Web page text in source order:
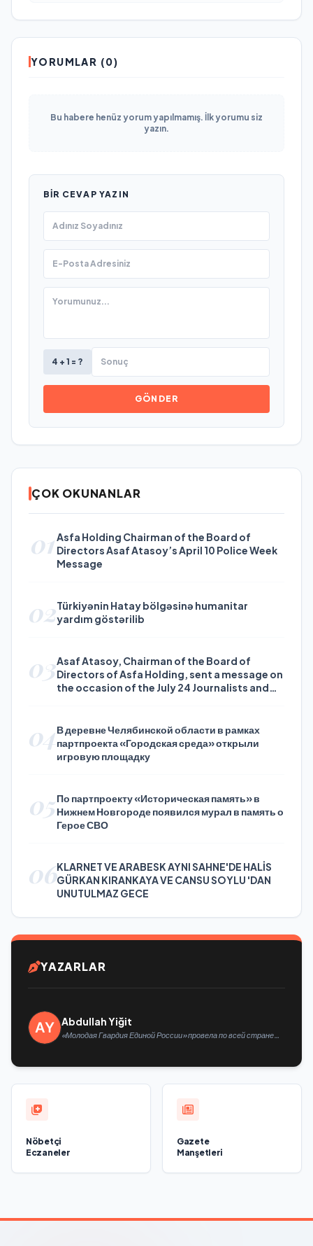
YORUMLAR (0)
Bu habere henüz yorum yapılmamış. İlk yorumu siz
yazın.
BIR CEVAP YAZIN
4 + 1 = ?
GÖNDER
ÇOK OKUNANLAR
01Asfa Holding Chairman of the Board of
Directors Asaf Atasoy’s April 10 Police Week
Message
02Türkiyənin Hatay bölgəsinə humanitar
yardım göstərilib
03Asaf Atasoy, Chairman of the Board of
Directors of Asfa Holding, sent a message on
the occasion of the July 24 Journalists and
04В деревне Челябинской области в рамках
партпроекта «Городская среда» открыли
игровую площадку
05По партпроекту «Историческая память» в
Нижнем Новгороде появился мурал в память о
Герое СВО
06KLARNET VE ARABESK AYNI SAHNE'DE HALİS
GÜRKAN KIRANKAYA VE CANSU SOYLU 'DAN
UNUTULMAZ GECE
YAZARLAR
Abdullah Yiğit
«Молодая Гвардия Единой России» провела по всей стране
Nöbetçi
Eczaneler
Gazete
Manşetleri